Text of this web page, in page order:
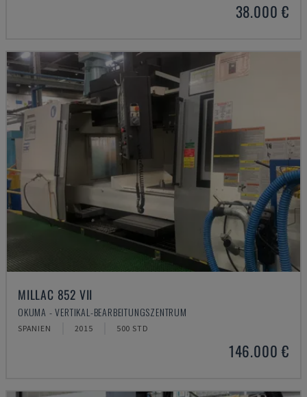
38.000 €
MILLAC 852 VII
OKUMA - VERTIKAL-BEARBEITUNGSZENTRUM
SPANIEN 2015 500 STD
146.000 €